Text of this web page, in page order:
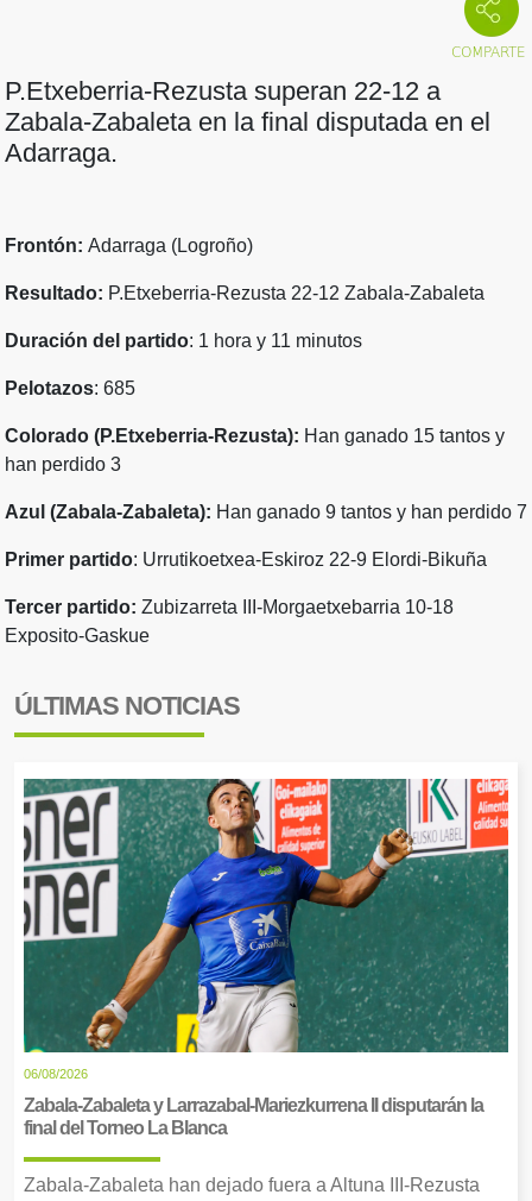
P.Etxeberria-Rezusta superan 22-12 a
Zabala-Zabaleta en la final disputada en el
Adarraga.
Frontón: Adarraga (Logroño)
Resultado: P.Etxeberria-Rezusta 22-12 Zabala-Zabaleta
Duración del partido: 1 hora y 11 minutos
Pelotazos: 685
Colorado (P.Etxeberria-Rezusta): Han ganado 15 tantos y
han perdido 3
Azul (Zabala-Zabaleta): Han ganado 9 tantos y han perdido 7
Primer partido: Urrutikoetxea-Eskiroz 22-9 Elordi-Bikuña
Tercer partido: Zubizarreta III-Morgaetxebarria 10-18
Exposito-Gaskue
ÚLTIMAS NOTICIAS
06/08/2026
Zabala-Zabaleta y Larrazabal-Mariezkurrena II disputarán la
final del Torneo La Blanca
Zabala-Zabaleta han dejado fuera a Altuna III-Rezusta